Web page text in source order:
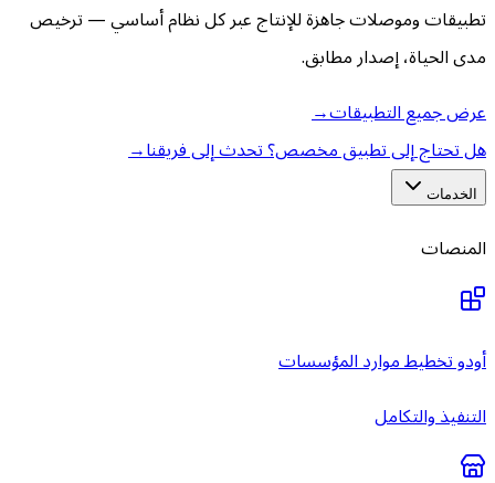
تطبيقات وموصلات جاهزة للإنتاج عبر كل نظام أساسي — ترخيص
مدى الحياة، إصدار مطابق.
عرض جميع التطبيقات→
هل تحتاج إلى تطبيق مخصص؟ تحدث إلى فريقنا→
الخدمات
المنصات
أودو تخطيط موارد المؤسسات
التنفيذ والتكامل